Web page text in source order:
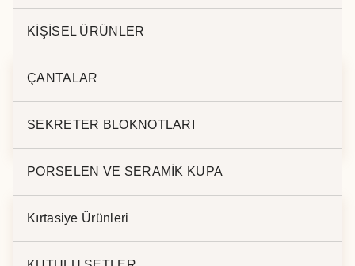
KİŞİSEL ÜRÜNLER
ÇANTALAR
SEKRETER BLOKNOTLARI
PORSELEN VE SERAMİK KUPA
Kırtasiye Ürünleri
İlgili ürünler
KALEM BK-276
M.TÜKENMEZ
M. TÜKENMEZ